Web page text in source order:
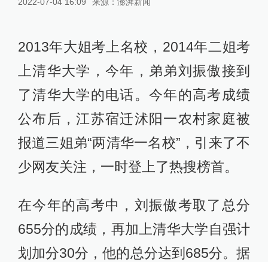
2013年大姐考上名校，2014年二姐考
上清华大学，今年，弟弟刘振傲接到
了清华大学的电话。今年的高考成绩
公布后，江苏宿迁沭阳一农村家庭被
报道三姐弟“两清华一名校”，引来了不
少网友关注，一时登上了热搜榜首。
在今年的高考中，刘振傲考取了总分
655分的成绩，再加上清华大学自强计
划加分30分，他的总分达到685分。据